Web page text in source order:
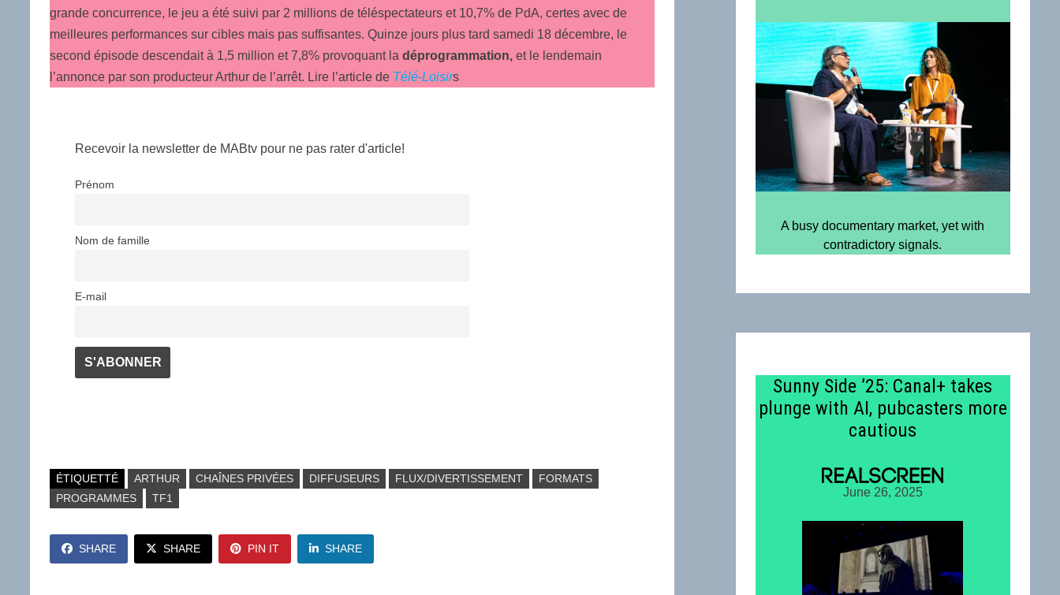
grande concurrence, le jeu a été suivi par 2 millions de téléspectateurs et 10,7% de PdA, certes avec de
meilleures performances sur cibles mais pas suffisantes. Quinze jours plus tard samedi 18 décembre, le
second épisode descendait à 1,5 million et 7,8% provoquant ladéprogrammation, et le lendemain
l’annonce par son producteur Arthur de l’arrêt. Lire l’article de Télé-Loisirs
Recevoir la newsletter de MABtv pour ne pas rater d'article!
Prénom
Nom de famille
E-mail
ÉTIQUETTÉ ARTHUR CHAÎNES PRIVÉES DIFFUSEURS FLUX/DIVERTISSEMENT
FORMATS
PROGRAMMES
TF1
SHARE SHARE PIN IT SHARE
A busy documentary market, yet with
contradictory signals.
Sunny Side ’25: Canal+ takes
plunge with AI, pubcasters more
cautious
June 26, 2025